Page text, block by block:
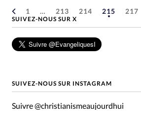
1 … 213 214 215 217
SUIVEZ-NOUS SUR X
SUIVEZ-NOUS SUR INSTAGRAM
Suivre @christianismeaujourdhui